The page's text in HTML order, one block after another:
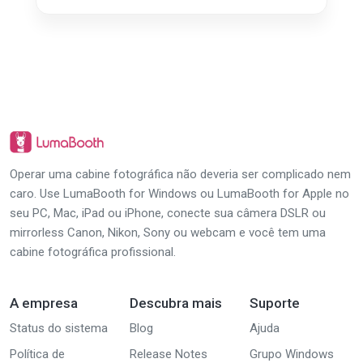
Operar uma cabine fotográfica não deveria ser complicado nem
caro. Use LumaBooth for Windows ou LumaBooth for Apple no
seu PC, Mac, iPad ou iPhone, conecte sua câmera DSLR ou
mirrorless Canon, Nikon, Sony ou webcam e você tem uma
cabine fotográfica profissional.
A empresa
Status do sistema
Política de
Descubra mais
Blog
Release Notes
Suporte
Ajuda
Grupo Windows